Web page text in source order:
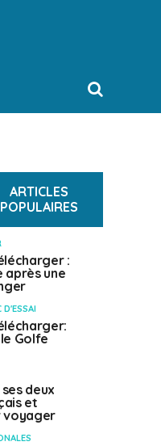
ARTICLES
POPULAIRES
:
après une
D'ESSAI
Golfe
deux
et
voyager